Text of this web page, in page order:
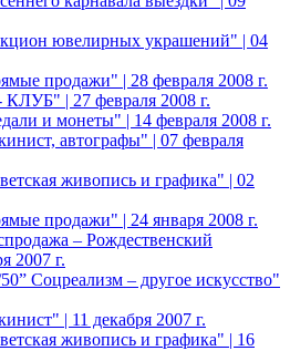
ювелирных украшений" | 04
продажи" | 28 февраля 2008 г.
| 27 февраля 2008 г.
и монеты" | 14 февраля 2008 г.
автографы" | 07 февраля
живопись и графика" | 02
продажи" | 24 января 2008 г.
– Рождественский
2007 г.
Соцреализм – другое искусство"
| 11 декабря 2007 г.
живопись и графика" | 16